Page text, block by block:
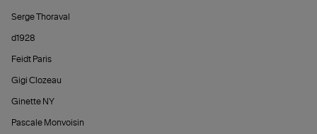
Serge Thoraval
d1928
Feidt Paris
Gigi Clozeau
Ginette NY
Pascale Monvoisin